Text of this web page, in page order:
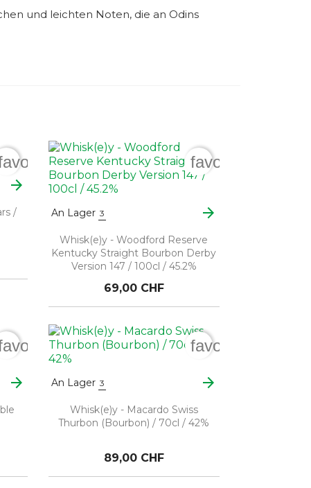
und leichten Noten, die an Odins
arrow_forward
/
An Lager 3 arrow_forward
Whisk(e)y - Woodford Reserve
Kentucky Straight Bourbon Derby
Version 147 / 100cl / 45.2%
69,00 CHF
favorite_border
arrow_forward An Lager 3 arrow_forward
Whisk(e)y - Macardo Swiss
Thurbon (Bourbon) / 70cl / 42%
89,00 CHF
favorite_border